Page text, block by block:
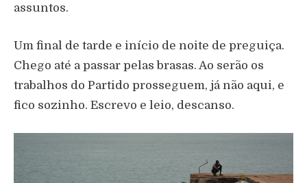
assuntos.
Um final de tarde e início de noite de preguiça.
Chego até a passar pelas brasas. Ao serão os
trabalhos do Partido prosseguem, já não aqui, e
fico sozinho. Escrevo e leio, descanso.